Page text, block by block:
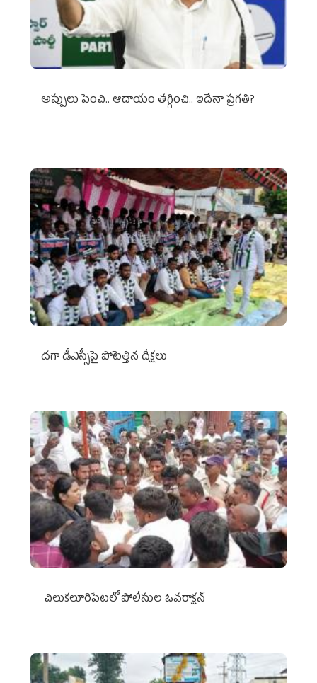
అప్పులు పెంచి.. ఆదాయం తగ్గించి.. ఇదేనా ప్రగతి?
దగా డీఎస్సీపై పోటెత్తిన దీక్షలు
చిలుక‌లూరిపేట‌లో పోలీసుల ఓవ‌రాక్ష‌న్‌